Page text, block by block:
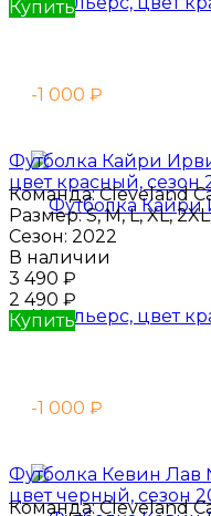
Купить
-1 000 ₽
Футболка Кайри
цвет красный, сезон
Команда:Cleveland
Размер:S, M, L, XL, 2XL
Сезон: 2022
В наличии
3 490 ₽
2 490 ₽
Купить
-1 000 ₽
Футболка Кевин
цвет черный, сезон
Команда:Cleveland